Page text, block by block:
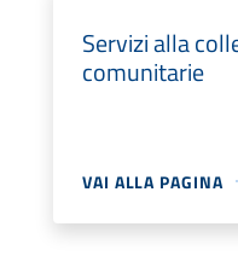
Servizi alla
comunitarie
VAI ALLA PAGINA